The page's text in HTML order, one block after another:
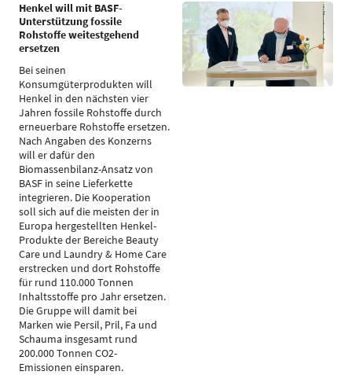
Henkel will mit BASF-
Unterstützung fossile
Rohstoffe weitestgehend
ersetzen
Bei seinen
Konsumgüterprodukten will
Henkel in den nächsten vier
Jahren fossile Rohstoffe durch
erneuerbare Rohstoffe ersetzen.
Nach Angaben des Konzerns
will er dafür den
Biomassenbilanz-Ansatz von
BASF in seine Lieferkette
integrieren. Die Kooperation
soll sich auf die meisten der in
Europa hergestellten Henkel-
Produkte der Bereiche Beauty
Care und Laundry & Home Care
erstrecken und dort Rohstoffe
für rund 110.000 Tonnen
Inhaltsstoffe pro Jahr ersetzen.
Die Gruppe will damit bei
Marken wie Persil, Pril, Fa und
Schauma insgesamt rund
200.000 Tonnen CO2-
Emissionen einsparen.